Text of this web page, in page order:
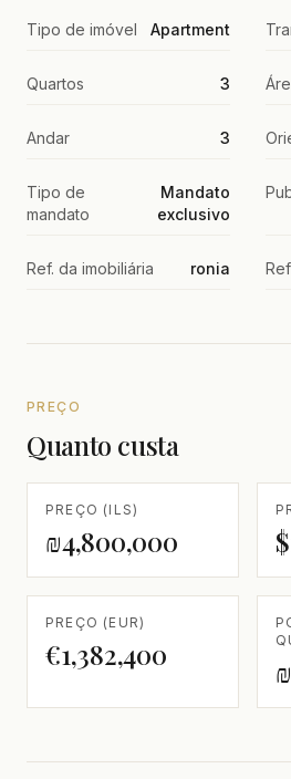
Tipo de imóvel Apartment
Quartos 3
Andar 3
Tipo de
mandato
Mandato
exclusivo
Ref. da imobiliária ronia
PREÇO
Quanto custa
PREÇO (ILS)
₪4,800,000
PREÇO (EUR)
€1,382,400